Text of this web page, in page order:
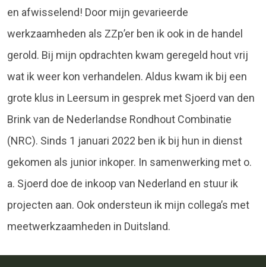
en afwisselend! Door mijn gevarieerde
werkzaamheden als ZZp’er ben ik ook in de handel
gerold. Bij mijn opdrachten kwam geregeld hout vrij
wat ik weer kon verhandelen. Aldus kwam ik bij een
grote klus in Leersum in gesprek met Sjoerd van den
Brink van de Nederlandse Rondhout Combinatie
(NRC). Sinds 1 januari 2022 ben ik bij hun in dienst
gekomen als junior inkoper. In samenwerking met o.
a. Sjoerd doe de inkoop van Nederland en stuur ik
projecten aan. Ook ondersteun ik mijn collega’s met
meetwerkzaamheden in Duitsland.